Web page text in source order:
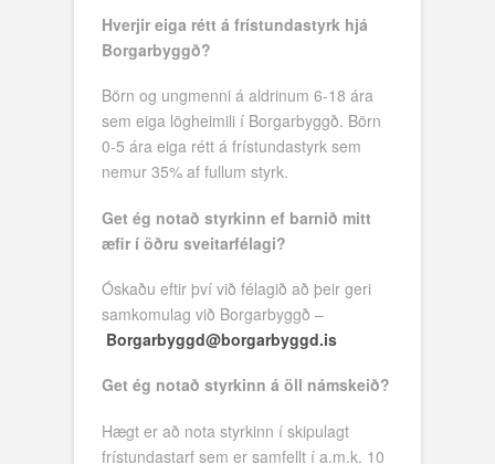
Hverjir eiga rétt á frístundastyrk hjá
Borgarbyggð?
Börn og ungmenni á aldrinum 6-18 ára
sem eiga lögheimili í Borgarbyggð. Börn
0-5 ára eiga rétt á frístundastyrk sem
nemur 35% af fullum styrk.
Get ég notað styrkinn ef barnið mitt
æfir í öðru sveitarfélagi?
Óskaðu eftir því við félagið að þeir geri
samkomulag við Borgarbyggð –
Borgarbyggd@borgarbyggd.is
Get ég notað styrkinn á öll námskeið?
Hægt er að nota styrkinn í skipulagt
frístundastarf sem er samfellt í a.m.k. 10